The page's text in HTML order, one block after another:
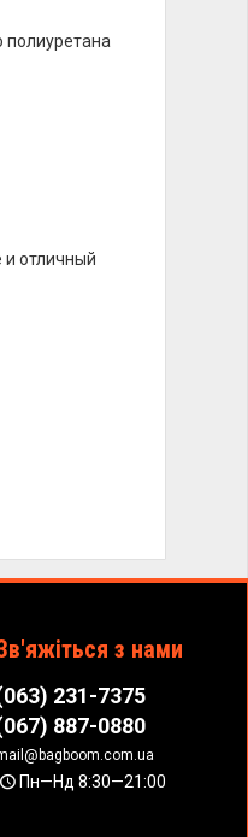
полиуретана
отличный
з нами
231-7375
887-0880
Пн—Нд 8:30—21:00